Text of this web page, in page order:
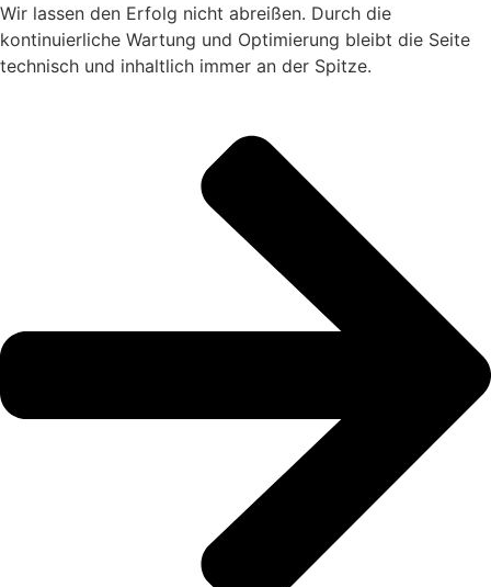
Wir lassen den Erfolg nicht abreißen. Durch die
kontinuierliche Wartung und Optimierung bleibt die Seite
technisch und inhaltlich immer an der Spitze.